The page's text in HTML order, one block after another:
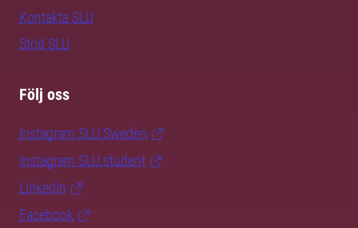
Kontakta SLU
Stöd SLU
Följ oss
Instagram SLU.Sweden
Instagram SLU.student
LinkedIn
Facebook